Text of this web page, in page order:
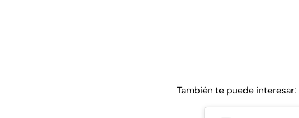
También te puede interesar: